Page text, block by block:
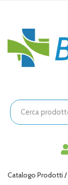
principaleBigfarmacia
Cerca
Prodotto
Catalogo Prodotti /